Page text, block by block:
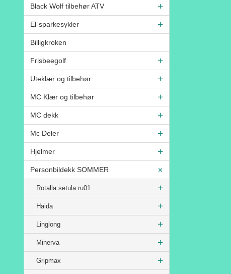
Black Wolf tilbehør ATV
El-sparkesykler
Billigkroken
Frisbeegolf
Uteklær og tilbehør
MC Klær og tilbehør
MC dekk
Mc Deler
Hjelmer
Personbildekk SOMMER
Rotalla setula ru01
Haida
Linglong
Minerva
Gripmax